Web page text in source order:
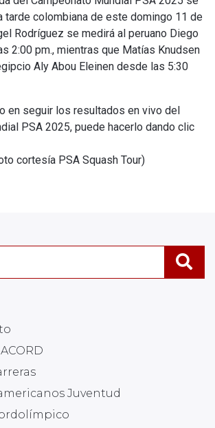
Juventud
tarde colombiana de este domingo 11 de
Rodríguez se medirá al peruano Diego
2:00 pm., mientras que Matías Knudsen
Aly Abou Eleinen desde las 5:30
en seguir los resultados en vivo del
PSA 2025, puede hacerlo dando clic
cortesía PSA Squash Tour)